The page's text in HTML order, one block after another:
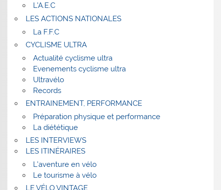
L’A.E.C
LES ACTIONS NATIONALES
La F.F.C
CYCLISME ULTRA
Actualité cyclisme ultra
Evenements cyclisme ultra
Ultravélo
Records
ENTRAINEMENT, PERFORMANCE
Préparation physique et performance
La diététique
LES INTERVIEWS
LES ITINÉRAIRES
L’aventure en vélo
Le tourisme à vélo
LE VÉLO VINTAGE